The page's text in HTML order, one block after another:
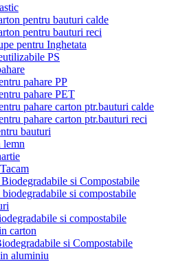
pentru bauturi calde
pentru bauturi reci
pentru Inghetata
PS
pahare PP
pahare PET
pahare carton ptr.bauturi calde
pahare carton ptr.bauturi reci
bauturi
lemn
si Compostabile
biodegradabile si compostabile
si compostabile
carton
si Compostabile
aluminiu